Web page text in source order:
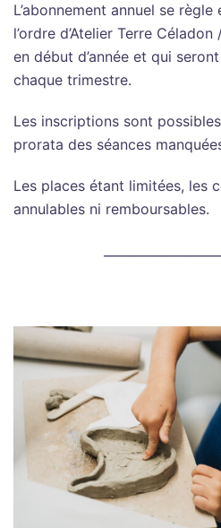
L’abonnement annuel se
l’ordre d’Atelier Terre
en début d’année et qui
chaque trimestre.
Les inscriptions sont
prorata des séances
Les places étant limitées, les
annulables ni remboursables.